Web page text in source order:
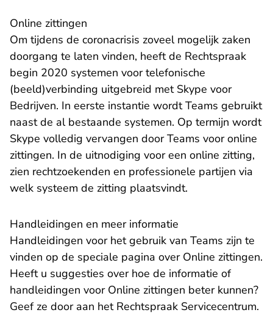
Online zittingen
Om tijdens de coronacrisis zoveel mogelijk zaken
doorgang te laten vinden, heeft de Rechtspraak
begin 2020 systemen voor telefonische
(beeld)verbinding uitgebreid met Skype voor
Bedrijven. In eerste instantie wordt Teams gebruikt
naast de al bestaande systemen. Op termijn wordt
Skype volledig vervangen door Teams voor online
zittingen. In de uitnodiging voor een online zitting,
zien rechtzoekenden en professionele partijen via
welk systeem de zitting plaatsvindt.
Handleidingen en meer informatie
Handleidingen voor het gebruik van Teams zijn te
vinden op de speciale pagina over Online zittingen.
Heeft u suggesties over hoe de informatie of
handleidingen voor Online zittingen beter kunnen?
Geef ze door aan het Rechtspraak Servicecentrum.